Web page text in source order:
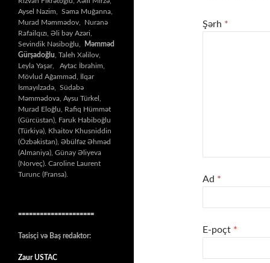
Şərh *
Ad *
E-poçt *
Aysel Nazim, Səma Muğanna,
Murad Məmmədov, Nuranə
Rafailqızı, Əli bəy Azəri,
Sevindik Nəsiboğlu,
Məmməd
Gürşadoğlu , Taleh Xəlilov,
Leyla Yaşar, Aytac İbrahim,
Mövlud Ağamməd, İlqar
İsmayılzadə, Südabə
Məmmədova, Aysu Türkel,
Murad Eloğlu, Rafiq Hümmət
(Gürcüstan), Faruk Habiboğlu
(Türkiyə), Khaitov Khusniddin
(Özbəkistan), Əbülfəz Əhməd
(Almaniya), Günay Əliyeva
(Norveç). Caroline Laurent
Turunc (Fransa).
=====================
Təsisçi və Baş redaktor:
Zaur USTAC